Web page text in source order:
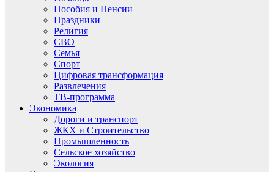
Пособия и Пенсии
Праздники
Религия
СВО
Семья
Спорт
Цифровая трансформация
Развлечения
ТВ-программа
Экономика
Дороги и транспорт
ЖКХ и Строительство
Промышленность
Сельское хозяйство
Экология